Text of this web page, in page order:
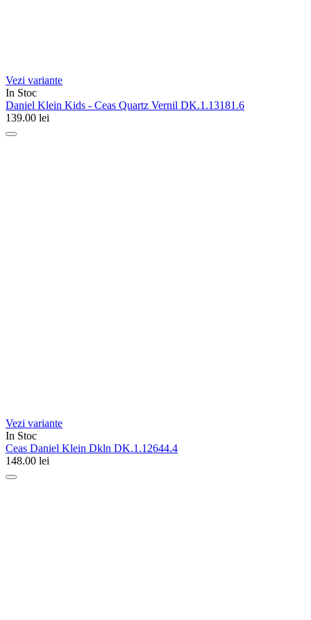
Vezi variante
In Stoc
Daniel Klein Kids - Ceas Quartz Vernil DK.1.13181.6
139.00 lei
Vezi variante
In Stoc
Ceas Daniel Klein Dkln DK.1.12644.4
148.00 lei